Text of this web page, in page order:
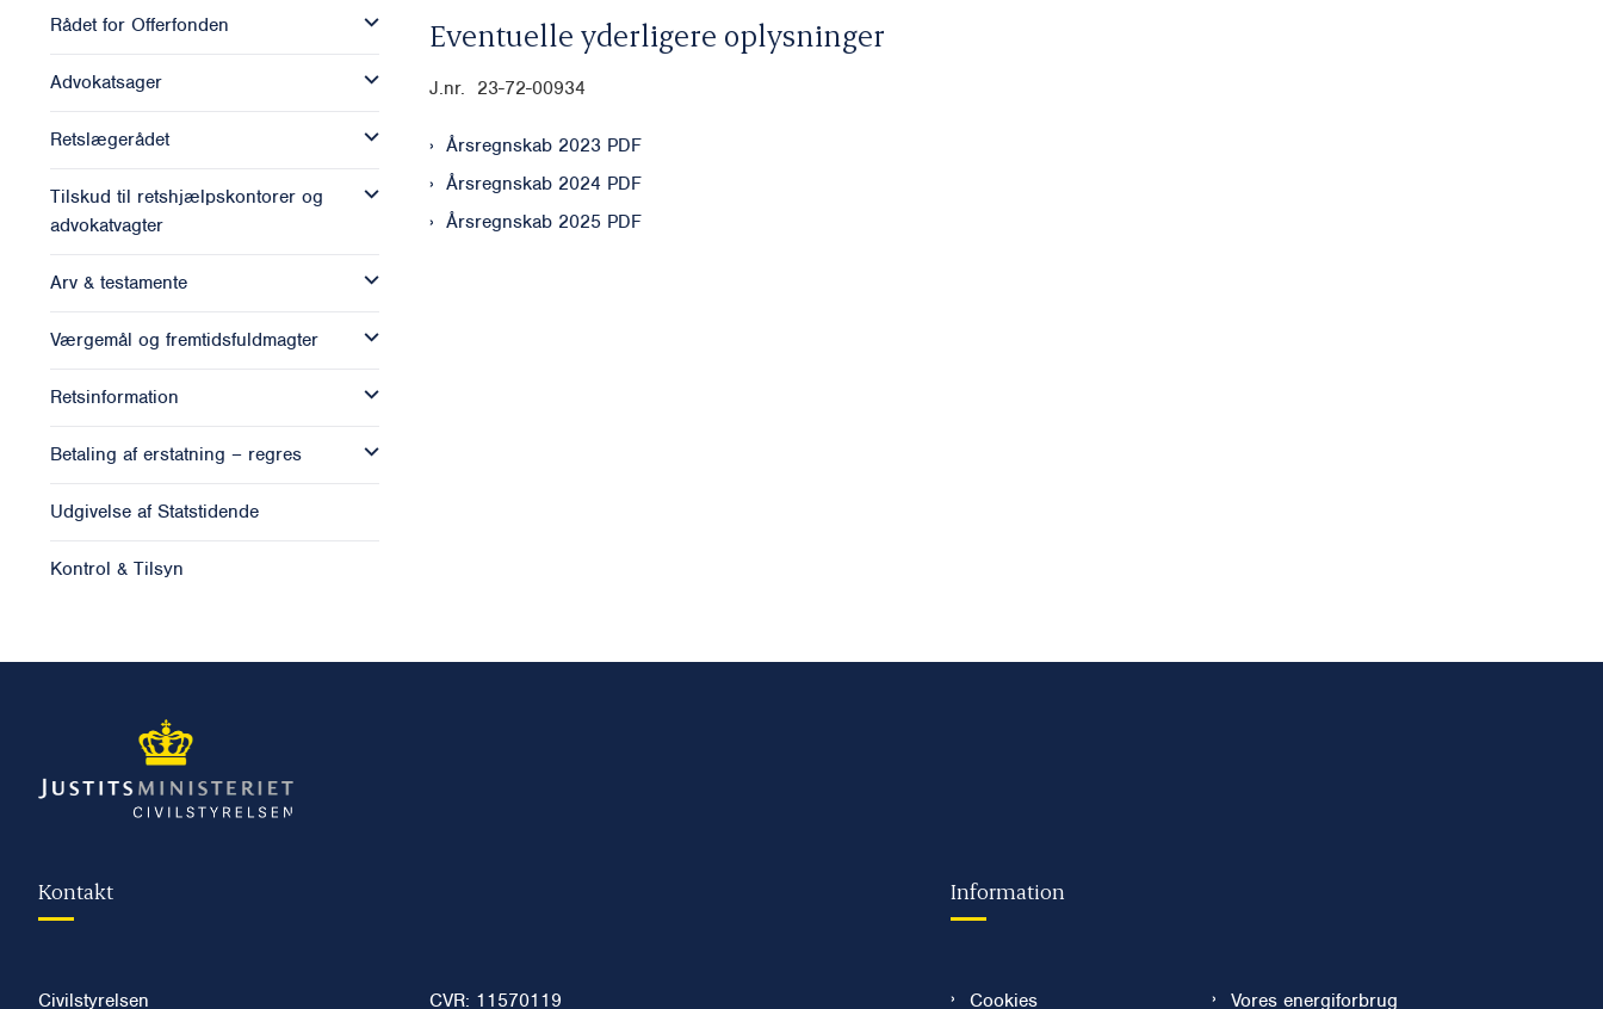
Rådet for Offerfonden
Advokatsager
Retslægerådet
Tilskud til retshjælpskontorer og
advokatvagter
Arv & testamente
Værgemål og fremtidsfuldmagter
Retsinformation
Betaling af erstatning – regres
Udgivelse af Statstidende
Kontrol & Tilsyn
Eventuelle yderligere oplysninger
J.nr. 23-72-00934
Årsregnskab 2023 PDF
Årsregnskab 2024 PDF
Årsregnskab 2025 PDF
Kontakt
Civilstyrelsen CVR: 11570119
Information
Cookies Vores energiforbrug